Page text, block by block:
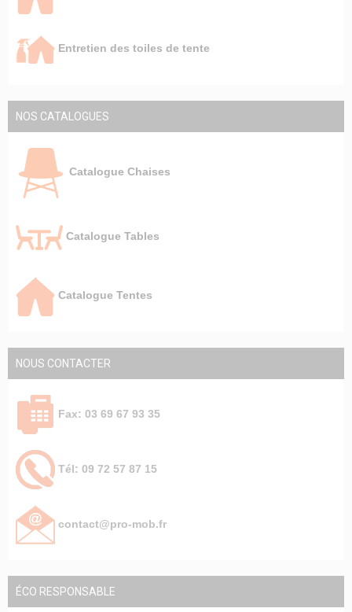
Entretien des toiles de tente
NOS CATALOGUES
Catalogue Chaises
Catalogue Tables
Catalogue Tentes
NOUS CONTACTER
Fax: 03 69 67 93 35
Tél: 09 72 57 87 15
contact@pro-mob.fr
ÉCO RESPONSABLE